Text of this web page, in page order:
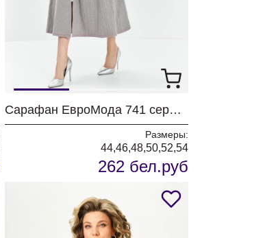
Сарафан ЕвроМода 741 серый + розовая полоска
Размеры:
44,46,48,50,52,54
262 бел.руб